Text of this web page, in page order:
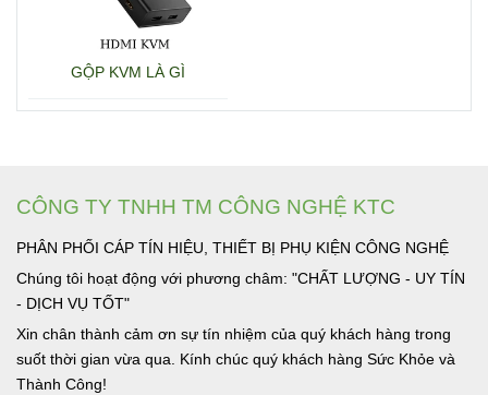
GỘP KVM LÀ GÌ
CÔNG TY TNHH TM CÔNG NGHỆ KTC
PHÂN PHỐI CÁP TÍN HIỆU, THIẾT BỊ PHỤ KIỆN CÔNG NGHỆ
Chúng tôi hoạt động với phương châm: "CHẤT LƯỢNG - UY TÍN
- DỊCH VỤ TỐT"
Xin chân thành cảm ơn sự tín nhiệm của quý khách hàng trong
suốt thời gian vừa qua. Kính chúc quý khách hàng Sức Khỏe và
Thành Công!